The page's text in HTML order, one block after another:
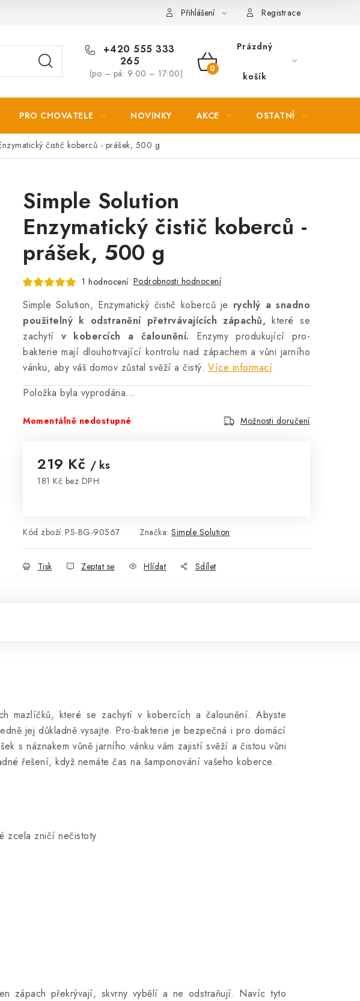
osobních údajů Přihlášení Registrace
+420 555 333
265
(po – pá: 9:00 – 17:00)
NÁKUPNÍ
Prázdný
košík
PRO CHOVATELE NOVINKY AKCE OSTATNÍ
čistič koberců - prášek, 500 g
Simple Solution
Enzymatický čistič koberců -
prášek, 500 g
1 hodnocení Podrobnosti hodnocení
Simple Solution, Enzymatický čistič koberců je rychlý a snadno
použitelný k odstranění přetrvávajících zápachů, které se
zachytí v kobercích a čalounění. Enzymy produkující pro-
bakterie mají dlouhotrvající kontrolu nad zápachem a vůni jarního
vánku, aby váš domov zůstal svěží a čistý. Více informací
Položka byla vyprodána…
Momentálně nedostupné Možnosti doručení
219 Kč / ks
181 Kč bez DPH
Kód zboží: PS-BG-90567 Značka: Simple Solution
Tisk Zeptat se Hlídat Sdílet
mazlíčků, které se zachytí v kobercích a čalounění. Abyste
jej důkladně vysajte. Pro-bakterie je bezpečná i pro domácí
s náznakem vůně jarního vánku vám zajistí svěží a čistou vůni
řešení, když nemáte čas na šamponování vašeho koberce.
zcela zničí nečistoty
zápach překrývají, skvrny vybělí a ne odstraňují. Navíc tyto